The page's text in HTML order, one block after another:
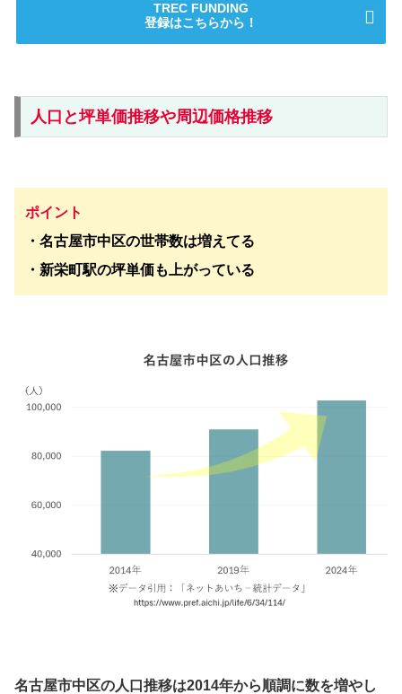
TREC FUNDING
登録はこちらから！
人口と坪単価推移や周辺価格推移
ポイント
・名古屋市中区の世帯数は増えてる
・新栄町駅の坪単価も上がっている
名古屋市中区の人口推移は2014年から順調に数を増やし